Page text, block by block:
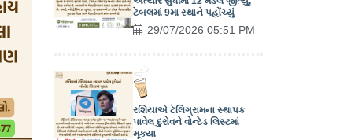
ટેબલમાં 9મા સ્થાને પહોંચ્યું
29/07/2026 05:51 PM
રશિયાએ ટેલિગ્રામના સ્થાપક
પાવેલ દુરોવને વોન્ટેડ લિસ્ટમાં
મૂક્યા